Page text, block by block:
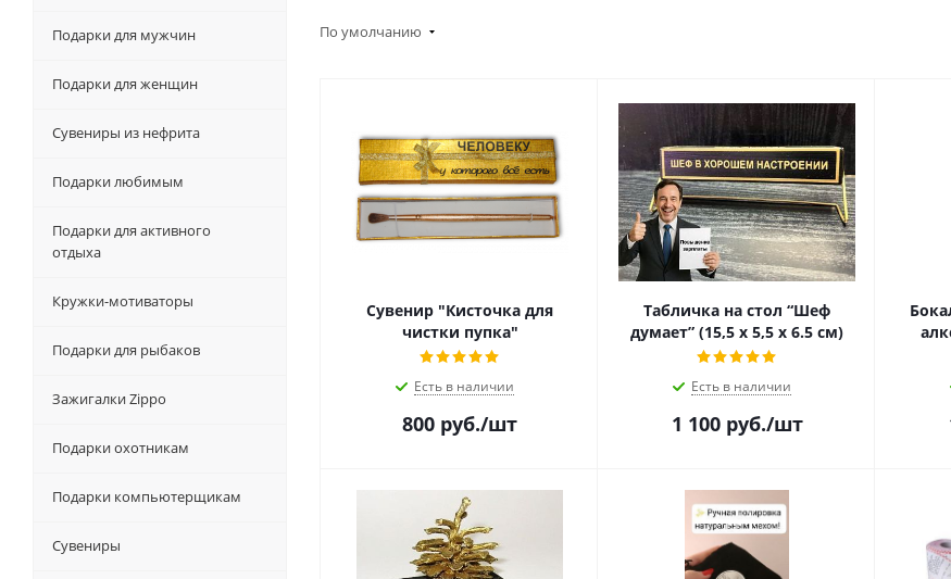
По умолчанию
Сувенир "Кисточка для
чистки пупка"
Есть в наличии
800 руб./шт
Табличка на стол “Шеф
думает” (15,5 х 5,5 х 6.5 см)
Есть в наличии
1 100руб./шт
Подарки для мужчин
Подарки для женщин
Сувениры из нефрита
Подарки любимым
Подарки для активного
отдыха
Кружки-мотиваторы
Подарки для рыбаков
Зажигалки Zippo
Подарки охотникам
Подарки компьютерщикам
Сувениры